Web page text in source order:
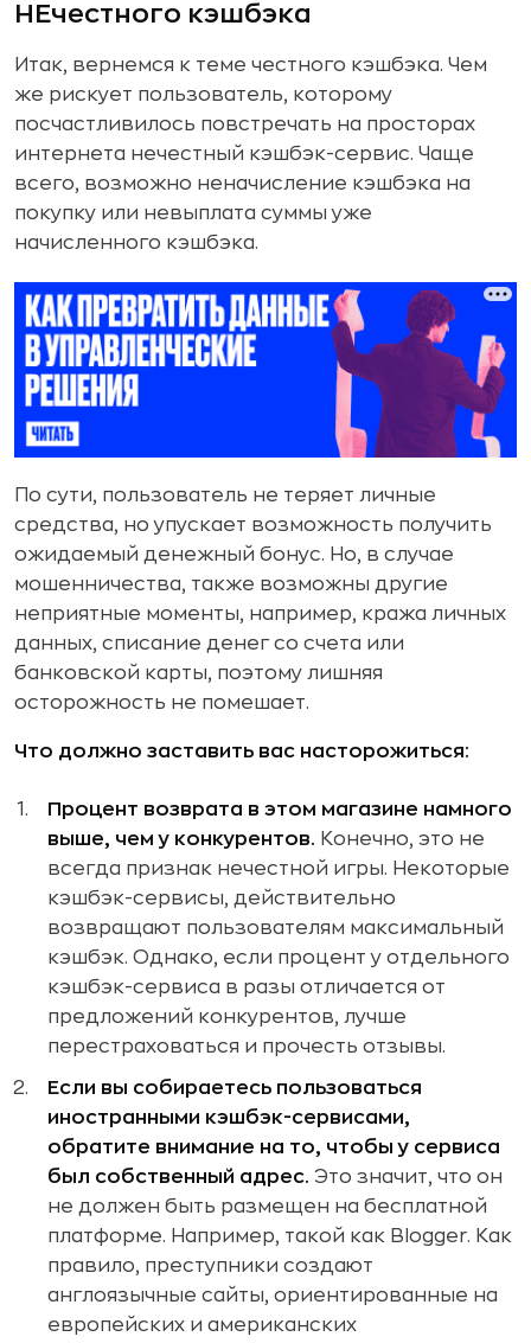
НЕчестного кэшбэка
Итак, вернемся к теме честного кэшбэка. Чем
же рискует пользователь, которому
посчастливилось повстречать на просторах
интернета нечестный кэшбэк-сервис. Чаще
всего, возможно неначисление кэшбэка на
покупку или невыплата суммы уже
начисленного кэшбэка.
По сути, пользователь не теряет личные
средства, но упускает возможность получить
ожидаемый денежный бонус. Но, в случае
мошенничества, также возможны другие
неприятные моменты, например, кража личных
данных, списание денег со счета или
банковской карты, поэтому лишняя
осторожность не помешает.
Что должно заставить вас насторожиться:
Процент возврата в этом магазине намного
выше, чем у конкурентов. Конечно, это не
всегда признак нечестной игры. Некоторые
кэшбэк-сервисы, действительно
возвращают пользователям максимальный
кэшбэк. Однако, если процент у отдельного
кэшбэк-сервиса в разы отличается от
предложений конкурентов, лучше
перестраховаться и прочесть отзывы.
Если вы собираетесь пользоваться
иностранными кэшбэк-сервисами,
обратите внимание на то, чтобы у сервиса
был собственный адрес. Это значит, что он
не должен быть размещен на бесплатной
платформе. Например, такой как Blogger. Как
правило, преступники создают
англоязычные сайты, ориентированные на
европейских и американских